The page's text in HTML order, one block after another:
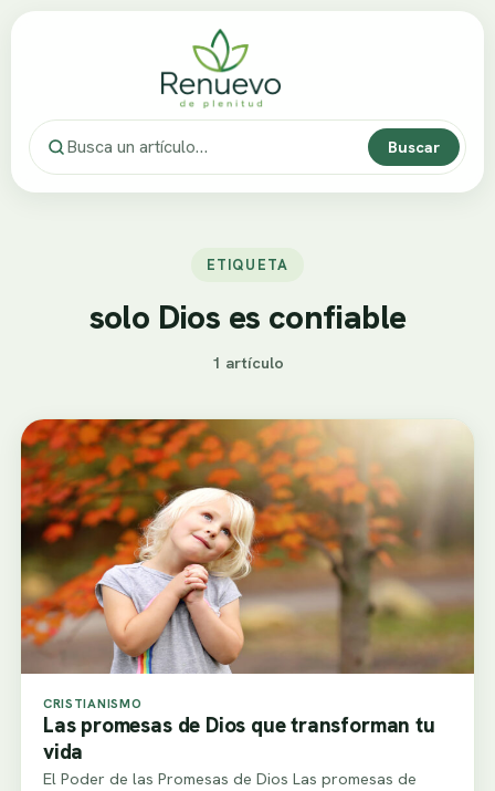
Buscar
ETIQUETA
solo Dios es confiable
1 artículo
CRISTIANISMO
Las promesas de Dios que transforman tu
vida
El Poder de las Promesas de Dios Las promesas de